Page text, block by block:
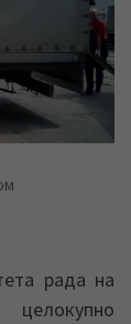
рада на
целокупно